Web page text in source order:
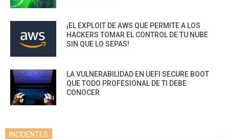
¡EL EXPLOIT DE AWS QUE PERMITE A LOS
HACKERS TOMAR EL CONTROL DE TU NUBE
SIN QUE LO SEPAS!
LA VULNERABILIDAD EN UEFI SECURE BOOT
QUE TODO PROFESIONAL DE TI DEBE
CONOCER
INCIDENTES